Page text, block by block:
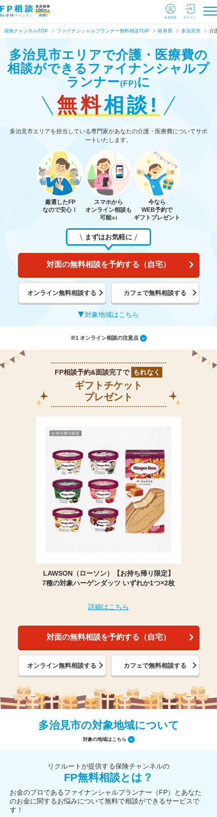
会員登録 ログイン
保険チャンネルTOP ファイナンシャルプランナー無料相談TOP 岐阜県 多治見市 介
多治見市エリアで介護・医療費の
相談ができる ファイナンシャルプ
ランナー(FP)に
無料相談!
多治見市エリアを担当している専門家があなたの介護・医療費についてサポ
ートいたします。
厳選したFP
なので安心！
スマホから
オンライン相談も
可能※1
今なら
WEB予約で
ギフトプレゼント
まずはお気軽に
対面の無料相談を予約する（自宅）
オンライン無料相談する カフェで無料相談する
対象地域はこちら
※1 オンライン相談の注意点
FP相談予約&面談完了で もれなく
ギフトチケット
プレゼント
LAWSON（ローソン）【お持ち帰り限定】
7種の対象ハーゲンダッツ いずれか1つ×2枚
詳細はこちら
対面の無料相談を予約する（自宅）
オンライン無料相談する カフェで無料相談する
多治見市の対象地域について
対象の地域はこちら
リクルートが提供する保険チャンネルの
FP無料相談とは？
お金のプロであるファイナンシャルプランナー（FP）とあなた
のお金に関するお悩みについて無料で相談ができるサービスで
す！